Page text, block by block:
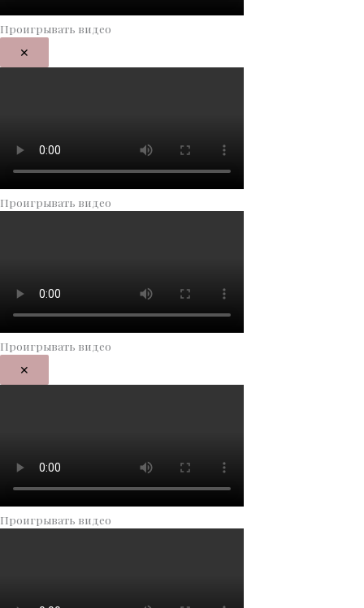
Проигрывать видео
✕
Проигрывать видео
Проигрывать видео
✕
Проигрывать видео